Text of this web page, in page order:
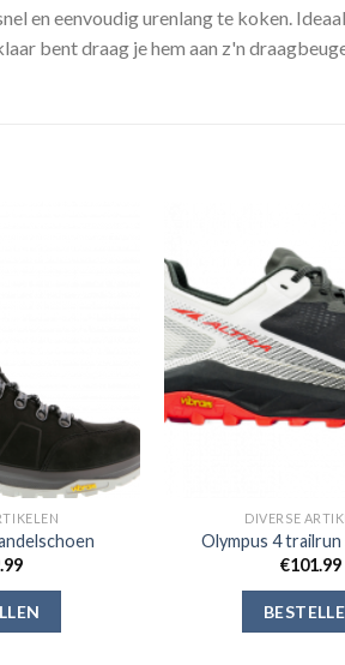
en eenvoudig urenlang te koken.
bent draag je hem aan z'n
DIVERSE
Olympus 4
€101.99